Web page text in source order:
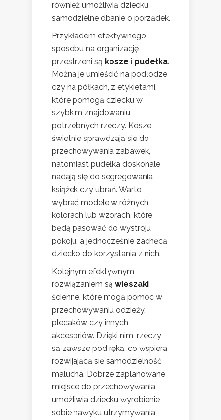
również umożliwią dziecku
samodzielne dbanie o porządek.
Przykładem efektywnego
sposobu na organizację
przestrzeni są kosze i pudełka.
Można je umieścić na podłodze
czy na półkach, z etykietami,
które pomogą dziecku w
szybkim znajdowaniu
potrzebnych rzeczy. Kosze
świetnie sprawdzają się do
przechowywania zabawek,
natomiast pudełka doskonale
nadają się do segregowania
książek czy ubrań. Warto
wybrać modele w różnych
kolorach lub wzorach, które
będą pasować do wystroju
pokoju, a jednocześnie zachęcą
dziecko do korzystania z nich.
Kolejnym efektywnym
rozwiązaniem są wieszaki
ścienne, które mogą pomóc w
przechowywaniu odzieży,
plecaków czy innych
akcesoriów. Dzięki nim, rzeczy
są zawsze pod ręką, co wspiera
rozwijającą się samodzielność
malucha. Dobrze zaplanowane
miejsce do przechowywania
umożliwia dziecku wyrobienie
sobie nawyku utrzymywania